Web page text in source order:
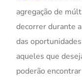
agregação de
decorrer durante
das
aqueles que
poderão